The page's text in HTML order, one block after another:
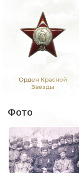
Орден Красной
Звезды
Фото